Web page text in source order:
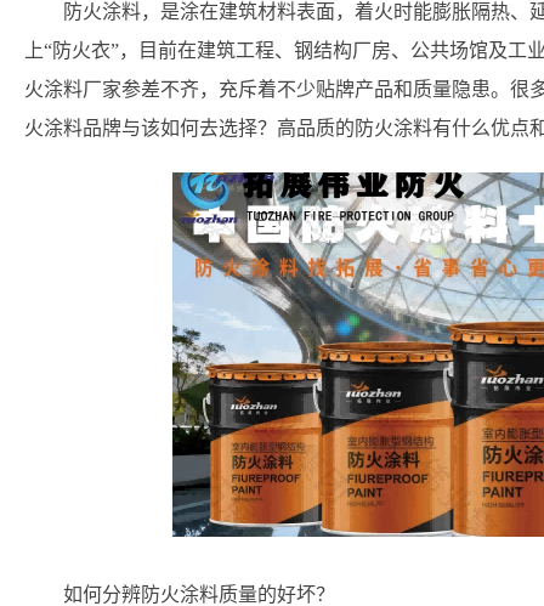
防火涂料，是涂在建筑材料表面，着火时能膨胀隔热
上“防火衣”，目前在建筑工程、钢结构厂房、公共场馆及
火涂料厂家参差不齐，充斥着不少贴牌产品和质量隐患。
火涂料品牌与该如何去选择？高品质的防火涂料有什么优点
如何分辨防火涂料质量的好坏？